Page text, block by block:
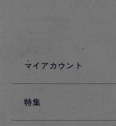
マイアカウント
特集